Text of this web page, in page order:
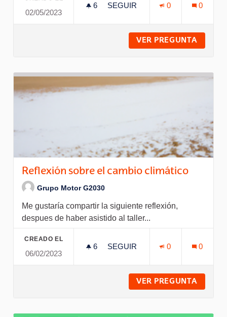
02/05/2023
6 6 SEGUIDORAS
SEGUIR
0 0
VER PREGUNTA
Reflexión sobre el cambio climático
Grupo Motor G2030
Me gustaría compartir la siguiente reflexión,
despues de haber asistido al taller...
CREADO EL
06/02/2023
6 6 SEGUIDORAS
SEGUIR
0 0
VER PREGUNTA